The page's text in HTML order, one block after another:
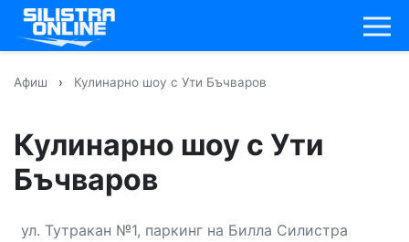
Афиш › Кулинарно шоу с Ути Бъчваров
Кулинарно шоу с Ути
Бъчваров
ул. Тутракан №1, паркинг на Билла Силистра